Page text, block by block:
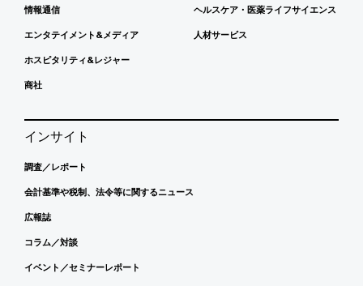
情報通信
エンタテイメント&メディア
ホスピタリティ&レジャー
商社
ヘルスケア・医薬ライフサイエンス
人材サービス
インサイト
調査／レポート
会計基準や税制、法令等に関するニュース
広報誌
コラム／対談
イベント／セミナーレポート